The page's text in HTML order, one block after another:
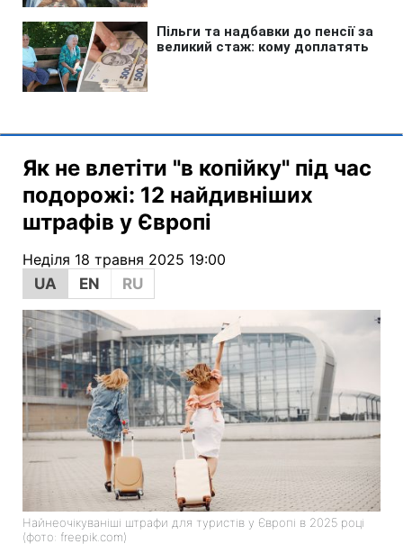
Як не влетіти "в копійку" під час
подорожі: 12 найдивніших
штрафів у Європі
Неділя 18 травня 2025 19:00
UA
EN RU
Найнеочікуваніші штрафи для туристів у Європі в 2025 році
(фото: freepik.com)